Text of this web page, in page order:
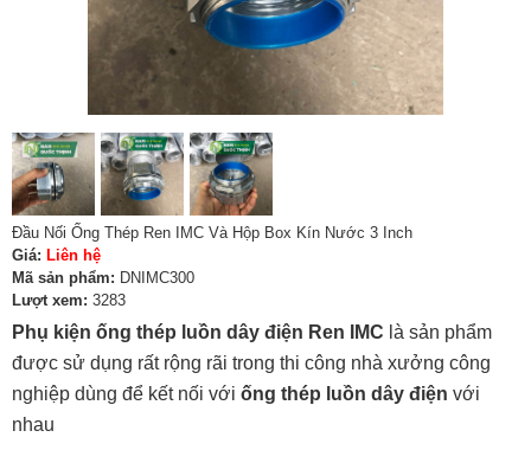
Đầu Nối Ống Thép Ren IMC Và Hộp Box Kín Nước 3 Inch
Giá: Liên hệ
Mã sản phẩm: DNIMC300
Lượt xem: 3283
Phụ kiện ống thép luồn dây điện Ren IMC là sản phẩm
được sử dụng rất rộng rãi trong thi công nhà xưởng công
nghiệp dùng để kết nối với ống thép luồn dây điện với
nhau